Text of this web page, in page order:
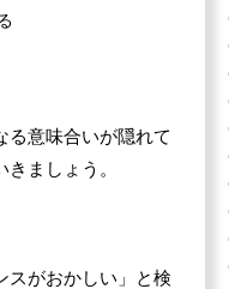
る意味合いが隠れて
ましょう。
スがおかしい」と検